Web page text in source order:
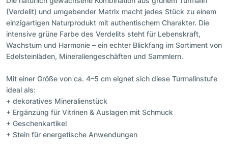
(Verdelit) und umgebender Matrix macht jedes Stück zu einem
einzigartigen Naturprodukt mit authentischem Charakter. Die
intensive grüne Farbe des Verdelits steht für Lebenskraft,
Wachstum und Harmonie – ein echter Blickfang im Sortiment von
Edelsteinläden, Mineraliengeschäften und Sammlern.
Mit einer Größe von ca. 4–5 cm eignet sich diese Turmalinstufe
ideal als:
+ dekoratives Mineralienstück
+ Ergänzung für Vitrinen & Auslagen mit Schmuck
+ Geschenkartikel
+ Stein für energetische Anwendungen